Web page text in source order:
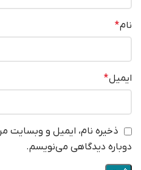
نام*
ایمیل*
ذخیره نام، ایمیل و وبسایت
دوباره دیدگاهی می‌نویسم.